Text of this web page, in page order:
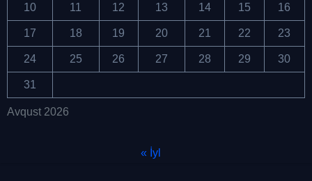
Avqust 2026
10 11 12 13 14 15 16
17 18 19 20 21 22 23
24 25 26 27 28 29 30
31
« İyl